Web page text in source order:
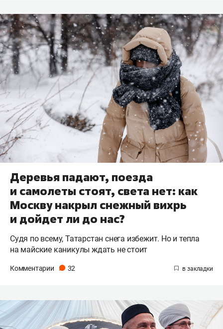
Деревья падают, поезда
и самолеты стоят, света нет: как
Москву накрыл снежный вихрь
и дойдет ли до нас?
Судя по всему, Татарстан снега избежит. Но и тепла
на майские каникулы ждать не стоит
Комментарии 32